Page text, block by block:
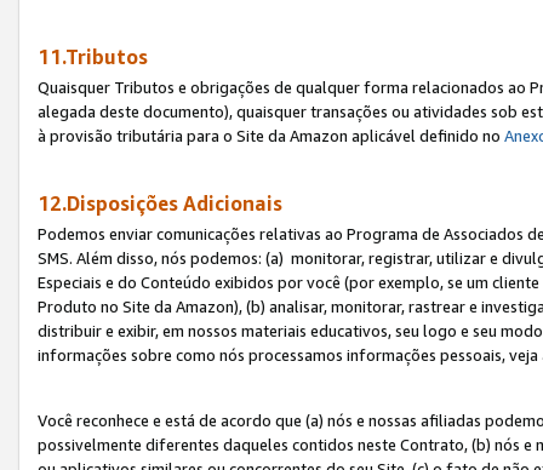
11.Tributos
Quaisquer Tributos e obrigações de qualquer forma relacionados ao
alegada deste documento), quaisquer transações ou atividades sob
à provisão tributária para o Site da Amazon aplicável definido no
12.Disposições Adicionais
Podemos enviar comunicações relativas ao Programa de Associados
SMS. Além disso, nós podemos: (a) monitorar, registrar, utilizar e
Especiais e do Conteúdo exibidos por você (por exemplo, se um
Produto no Site da Amazon), (b) analisar, monitorar, rastrear e
distribuir e exibir, em nossos materiais educativos, seu logo e seu
informações sobre como nós processamos informações pessoais,
Você reconhece e está de acordo que (a) nós e nossas afiliadas
possivelmente diferentes daqueles contidos neste Contrato, (b) nós